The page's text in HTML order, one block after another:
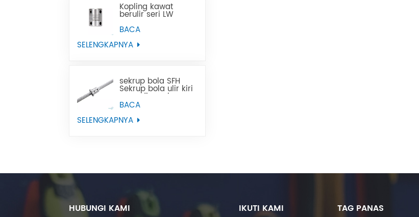
Kopling kawat
berulir seri LW
BACA
SELENGKAPNYA
sekrup bola SFH
Sekrup bola ulir kiri
yang digunakan
pada peralatan
mesin CNC
BACA
SELENGKAPNYA
HUBUNGI KAMI IKUTI KAMI TAG PANAS